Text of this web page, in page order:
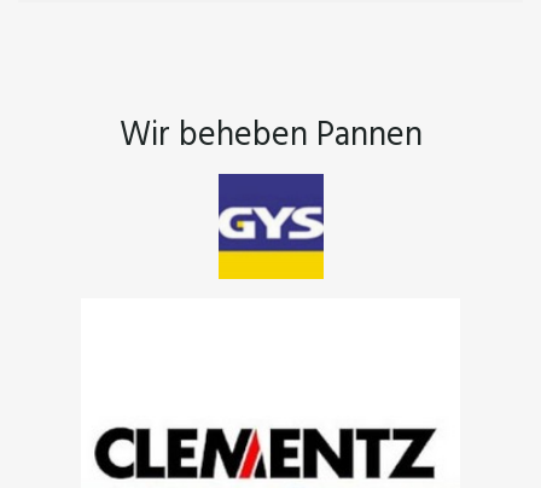
Wir beheben Pannen